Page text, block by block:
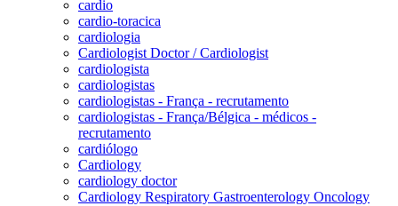
cardio
cardio-toracica
cardiologia
Cardiologist Doctor / Cardiologist
cardiologista
cardiologistas
cardiologistas - França - recrutamento
cardiologistas - França/Bélgica - médicos -
recrutamento
cardiólogo
Cardiology
cardiology doctor
Cardiology Respiratory Gastroenterology Oncology